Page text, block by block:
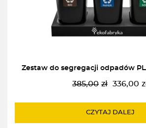
Zestaw do segregacji odpadów
385,00 zł
Pierwotna
wynosiła:
336,00
Aktualna
wynosi:
CZYTAJ DALEJ